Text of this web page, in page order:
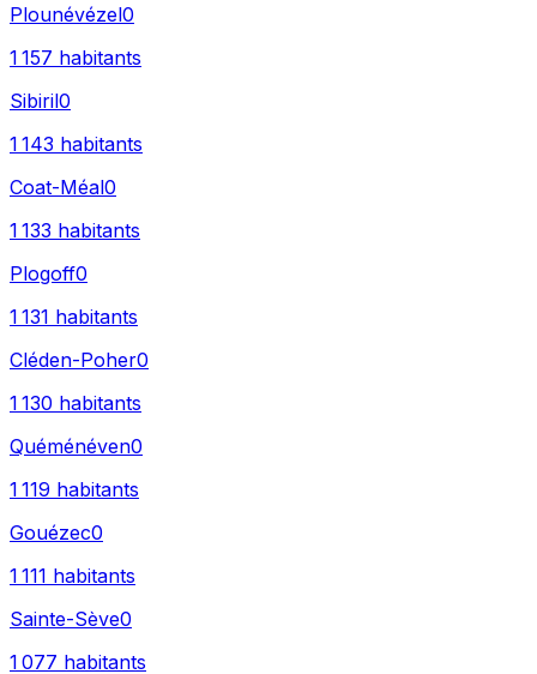
Plounévézel0
1 157 habitants
Sibiril0
1 143 habitants
Coat-Méal0
1 133 habitants
Plogoff0
1 131 habitants
Cléden-Poher0
1 130 habitants
Quéménéven0
1 119 habitants
Gouézec0
1 111 habitants
Sainte-Sève0
1 077 habitants